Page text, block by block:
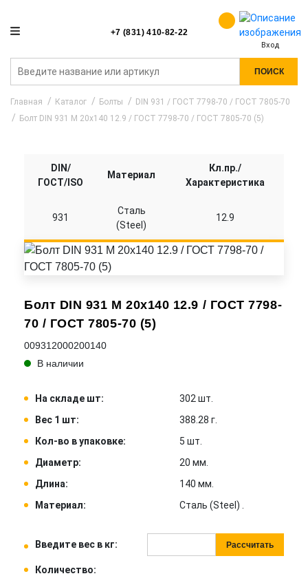
+7 (831) 410-82-22
Вход
ПОИСК
Главная Каталог Болты
DIN 931 / ГОСТ 7798-70 / ГОСТ 7805-70
Болт DIN 931 M 20x140 12.9 / ГОСТ 7798-70 / ГОСТ 7805-70 (5)
Болт DIN 931 M 20x140 12.9 / ГОСТ 7798-
70 / ГОСТ 7805-70 (5)
009312000200140
В наличии
На складе шт:
302 шт.
Вес 1 шт:
388.28 г.
Кол-во в упаковке:
5 шт.
Диаметр:
20 мм.
Длина:
140 мм.
Материал:
Сталь (Steel) .
Введите вес в кг: Рассчитать
Количество:
DIN/
ГОСТ/ISO
Материал
Кл.пр./
Характеристика
931
Сталь
(Steel)
12.9